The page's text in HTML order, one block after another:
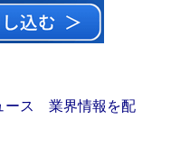
ース 業界情報を配